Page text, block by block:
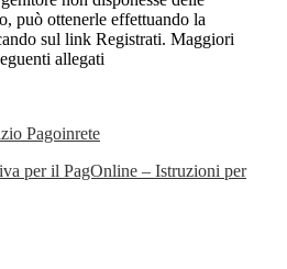
può ottenerle effettuando la
sul link Registrati. Maggiori
allegati
Pagoinrete
per il PagOnline – Istruzioni per